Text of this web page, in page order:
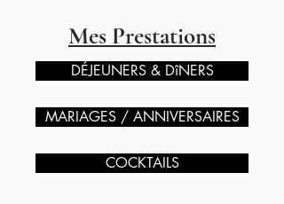
Mes Prestations
DÉJEUNERS & DîNERS
MARIAGES / ANNIVERSAIRES
COCKTAILS